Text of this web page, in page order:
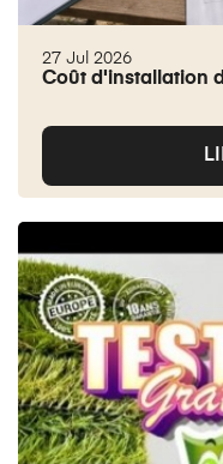
27 Jul 2026
Coût d'installation